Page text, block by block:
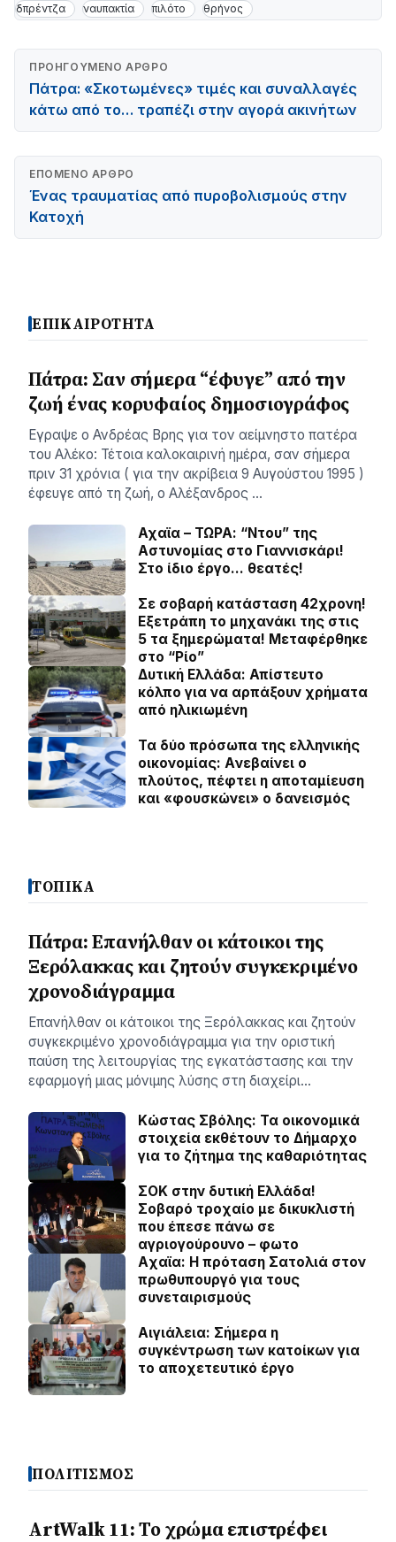
δπρέντζα
ναυπακτία πιλότο θρήνος
ΠΡΟΗΓΟΎΜΕΝΟ ΆΡΘΡΟ
Πάτρα: «Σκοτωμένες» τιμές και συναλλαγές
κάτω από το… τραπέζι στην αγορά ακινήτων
ΕΠΌΜΕΝΟ ΆΡΘΡΟ
Ένας τραυματίας από πυροβολισμούς στην
Κατοχή
ΕΠΙΚΑΙΡΟΤΗΤΑ
Πάτρα: Σαν σήμερα “έφυγε” από την
ζωή ένας κορυφαίος δημοσιογράφος
Eγραψε ο Ανδρέας Βρης για τον αείμνηστο πατέρα
του Αλέκο: Τέτοια καλοκαιρινή ημέρα, σαν σήμερα
πριν 31 χρόνια ( για την ακρίβεια 9 Αυγούστου 1995 )
έφευγε από τη ζωή, ο Αλέξανδρος …
Αχαϊα – ΤΩΡΑ: “Ντου” της
Αστυνομίας στο Γιαννισκάρι!
Στο ίδιο έργο… θεατές!
Σε σοβαρή κατάσταση 42χρονη!
Εξετράπη το μηχανάκι της στις
5 τα ξημερώματα! Μεταφέρθηκε
στο “Ρίο”
Δυτική Ελλάδα: Απίστευτο
κόλπο για να αρπάξουν χρήματα
από ηλικιωμένη
Τα δύο πρόσωπα της ελληνικής
οικονομίας: Aνεβαίνει ο
πλούτος, πέφτει η αποταμίευση
και «φουσκώνει» ο δανεισμός
ΤΟΠΙΚΑ
Πάτρα: Επανήλθαν οι κάτοικοι της
Ξερόλακκας και ζητούν συγκεκριμένο
χρονοδιάγραμμα
Επανήλθαν οι κάτοικοι της Ξερόλακκας και ζητούν
συγκεκριμένο χρονοδιάγραμμα για την οριστική
παύση της λειτουργίας της εγκατάστασης και την
εφαρμογή μιας μόνιμης λύσης στη διαχείρι…
Κώστας Σβόλης: Τα οικονομικά
στοιχεία εκθέτουν το Δήμαρχο
για το ζήτημα της καθαριότητας
ΣΟΚ στην δυτική Ελλάδα!
Σοβαρό τροχαίο με δικυκλιστή
που έπεσε πάνω σε
αγριογούρουνο – φωτο
Aχαϊα: Η πρόταση Σατολιά στον
πρωθυπουργό για τους
συνεταιρισμούς
Αιγιάλεια: Σήμερα η
συγκέντρωση των κατοίκων για
το αποχετευτικό έργο
ΠΟΛΙΤΙΣΜΟΣ
ArtWalk 11: Το χρώμα επιστρέφει